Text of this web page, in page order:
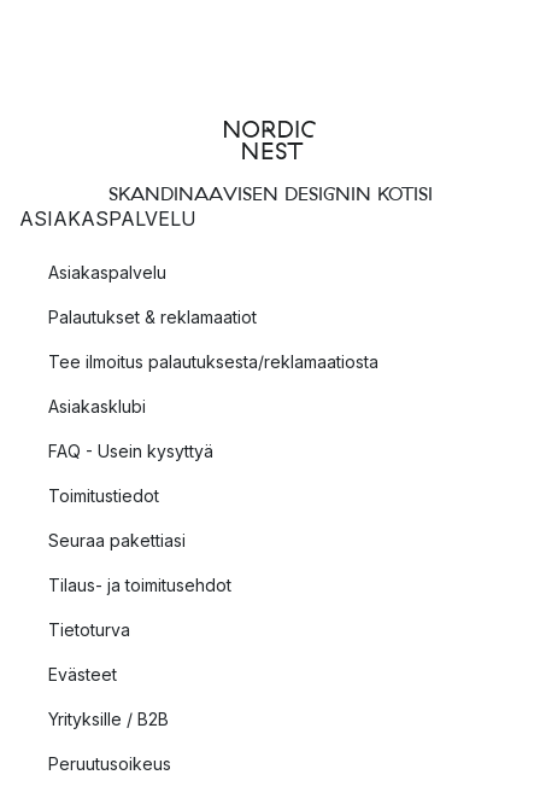
SKANDINAAVISEN DESIGNIN KOTISI
ASIAKASPALVELU
Asiakaspalvelu
Palautukset & reklamaatiot
Tee ilmoitus palautuksesta/reklamaatiosta
Asiakasklubi
FAQ - Usein kysyttyä
Toimitustiedot
Seuraa pakettiasi
Tilaus- ja toimitusehdot
Tietoturva
Evästeet
Yrityksille / B2B
Peruutusoikeus